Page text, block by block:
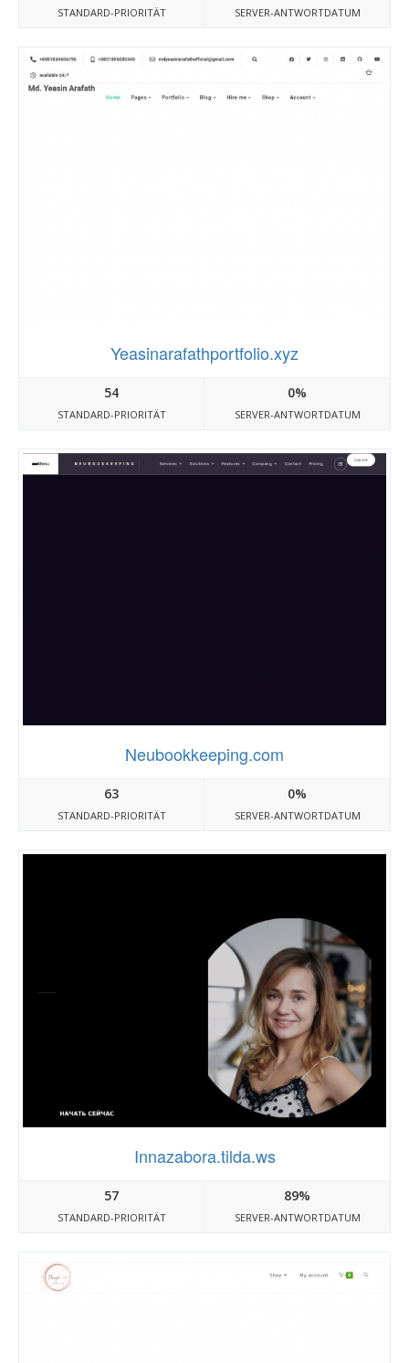
STANDARD-PRIORITÄT SERVER-ANTWORTDATUM
Yeasinarafathportfolio.xyz
54
STANDARD-PRIORITÄT
0%
SERVER-ANTWORTDATUM
Neubookkeeping.com
63
STANDARD-PRIORITÄT
0%
SERVER-ANTWORTDATUM
Innazabora.tilda.ws
57
STANDARD-PRIORITÄT
89%
SERVER-ANTWORTDATUM